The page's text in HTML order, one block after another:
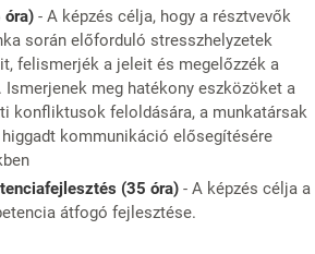
óra) - A képzés célja, hogy a résztvevők
során előforduló stresszhelyzetek
felismerjék a jeleit és megelőzzék a
Ismerjenek meg hatékony eszközöket a
konfliktusok feloldására, a munkatársak
kommunikáció elősegítésére
(35 óra) - A képzés célja a
átfogó fejlesztése.